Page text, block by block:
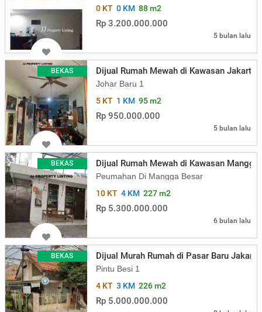
0 KT 0 KM 88 m2
Rp 3.200.000.000
5 bulan lalu
BEKAS Dijual Rumah Mewah di Kawasan Jakarta
Johar Baru 1
5 KT 1 KM 95 m2
Rp 950.000.000
5 bulan lalu
BEKAS Dijual Rumah Mewah di Kawasan
Peumahan Di Mangga Besar
10 KT 4 KM 227 m2
Rp 5.300.000.000
6 bulan lalu
BEKAS Dijual Murah Rumah di Pasar Baru
Pintu Besi 1
4 KT 3 KM 226 m2
Rp 5.000.000.000